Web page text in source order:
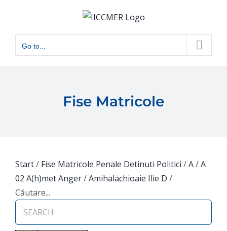
content
Go to...
Fise Matricole
Start/ Fise Matricole Penale Detinuti Politici /A/A
02 A(h)met Anger/Amihalachioaie Ilie D /
Căutare...